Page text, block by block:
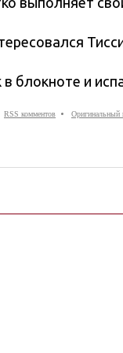
блокноте и
RSS комментов Оригинальный